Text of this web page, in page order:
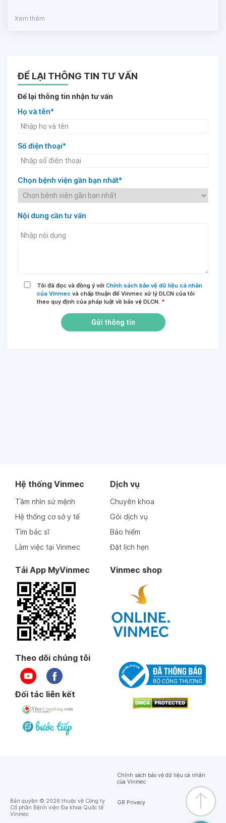
Xem thêm
ĐỂ LẠI THÔNG TIN TƯ VẤN
Để lại thông tin nhận tư vấn
Họ và tên*
Số điện thoại*
Chọn bệnh viện gần bạn nhất*
Nội dung cần tư vấn
Tôi đã đọc và đồng ý với Chính sách bảo vệ dữ liệu cá nhân
của Vinmec và chấp thuận để Vinmec xử lý DLCN của tôi
theo quy định của pháp luật về bảo vệ DLCN. *
Gửi thông tin
Hệ thống Vinmec
Tầm nhìn sứ mệnh
Hệ thống cơ sở y tế
Tìm bác sĩ
Làm việc tại Vinmec
Dịch vụ
Chuyên khoa
Gói dịch vụ
Bảo hiểm
Đặt lịch hẹn
Tải App MyVinmec Vinmec shop
Theo dõi chúng tôi
Đối tác liên kết
Bản quyền © 2026 thuộc về Công ty
Cổ phần Bệnh viện Đa khoa Quốc tế
Vinmec
Chính sách bảo vệ dữ liệu cá nhân
của Vinmec
GR Privacy